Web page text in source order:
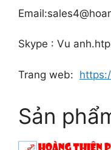
Email:
Skype : Vu anh.htp
Trang web:
Sản